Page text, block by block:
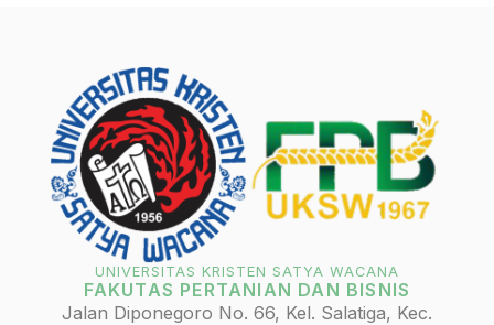
UNIVERSITAS KRISTEN SATYA WACANA
FAKUTAS PERTANIAN DAN BISNIS
Jalan Diponegoro No. 66, Kel. Salatiga, Kec.